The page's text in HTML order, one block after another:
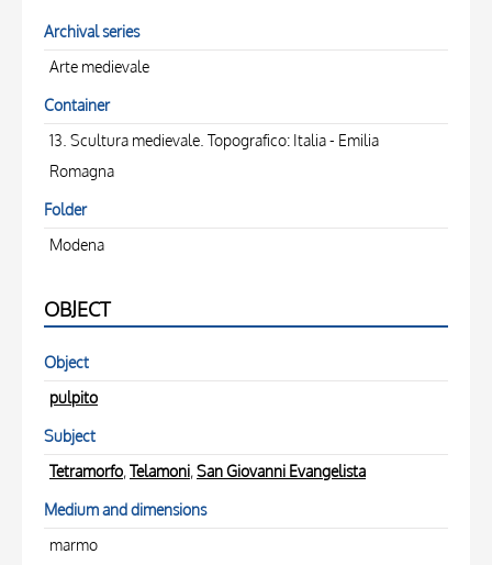
Archival series
Arte medievale
Container
13. Scultura medievale. Topografico: Italia - Emilia
Romagna
Folder
Modena
OBJECT
Object
pulpito
Subject
Tetramorfo,Telamoni,San Giovanni Evangelista
Medium and dimensions
marmo